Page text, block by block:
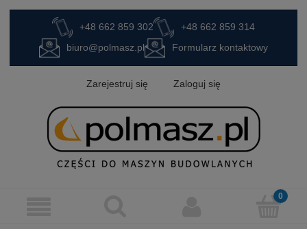
+48 662 859 302
+48 662 859 314
biuro@polmasz.pl
Formularz kontaktowy
Zarejestruj się Zaloguj się